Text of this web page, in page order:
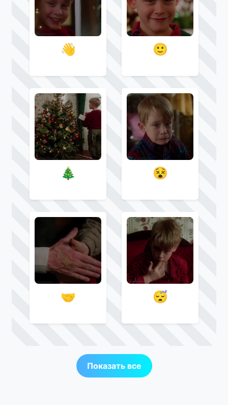
👋 🙂
🎄 😵
🤝 😴
Показать все